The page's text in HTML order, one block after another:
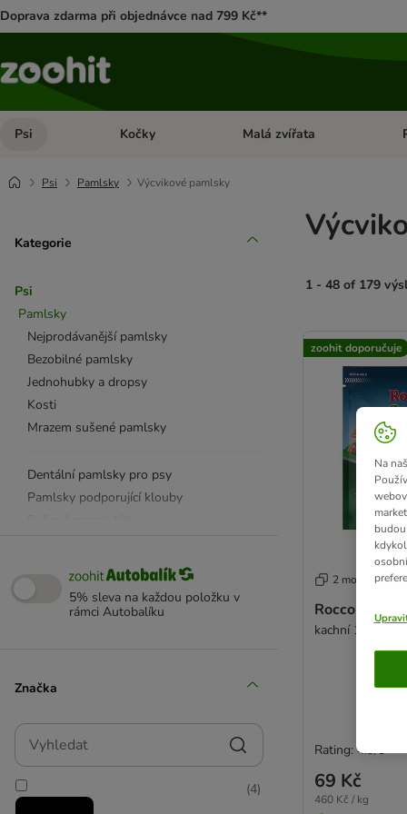
Doprava zdarma při objednávce nad 799 Kč**
Psi Otevřít menu: Psi
Kočky Otevřít menu: Kočky
Malá zvířata
Psi Pamlsky Výcvikové pamlsky
Kategorie
Psi
Pamlsky
Nejprodávanější pamlsky
Bezobilné pamlsky
Jednohubky a dropsy
Kosti
Mrazem sušené pamlsky
Dentální pamlsky pro psy
Pamlsky podporující klouby
Žvýkací tyčinky a rolky
Praktické pamlsky
Výcvikové pamlsky
Drůbeží pamlsky
Vepřové pamlsky
Jehněčí pamlsky
Rybí pamlsky
Koňské pamlsky
5% sleva na každou položku v
rámci Autobalíku
Značka
Vyhledat
(4)
1 - 48 of 179
zoohit doporučuje
2 možností
Rocco Cubes
kachní 150 g
69 Kč
460 Kč / kg
Rating: 4.9/5
Na